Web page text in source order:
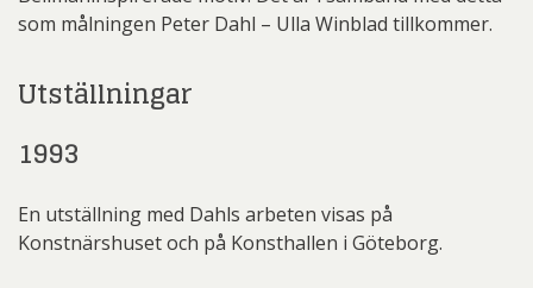
som målningen Peter Dahl – Ulla Winblad tillkommer.
Utställningar
1993
En utställning med Dahls arbeten visas på
Konstnärshuset och på Konsthallen i Göteborg.